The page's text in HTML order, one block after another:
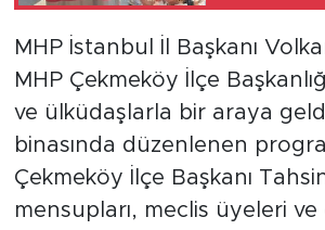
MHP İstanbul İl Başkanı
MHP Çekmeköy İlçe
ve ülküdaşlarla bir araya
binasında düzenlenen
Çekmeköy İlçe Başkanı
mensupları, meclis üyeleri ve